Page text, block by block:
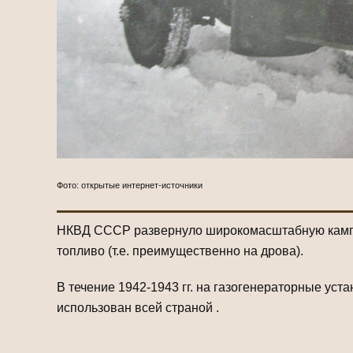
Фото: открытые интернет-источники
НКВД СССР развернуло широкомасштабную
топливо (т.е. преимущественно на дрова).
В течение 1942-1943 гг. на газогенераторные
использован всей страной .